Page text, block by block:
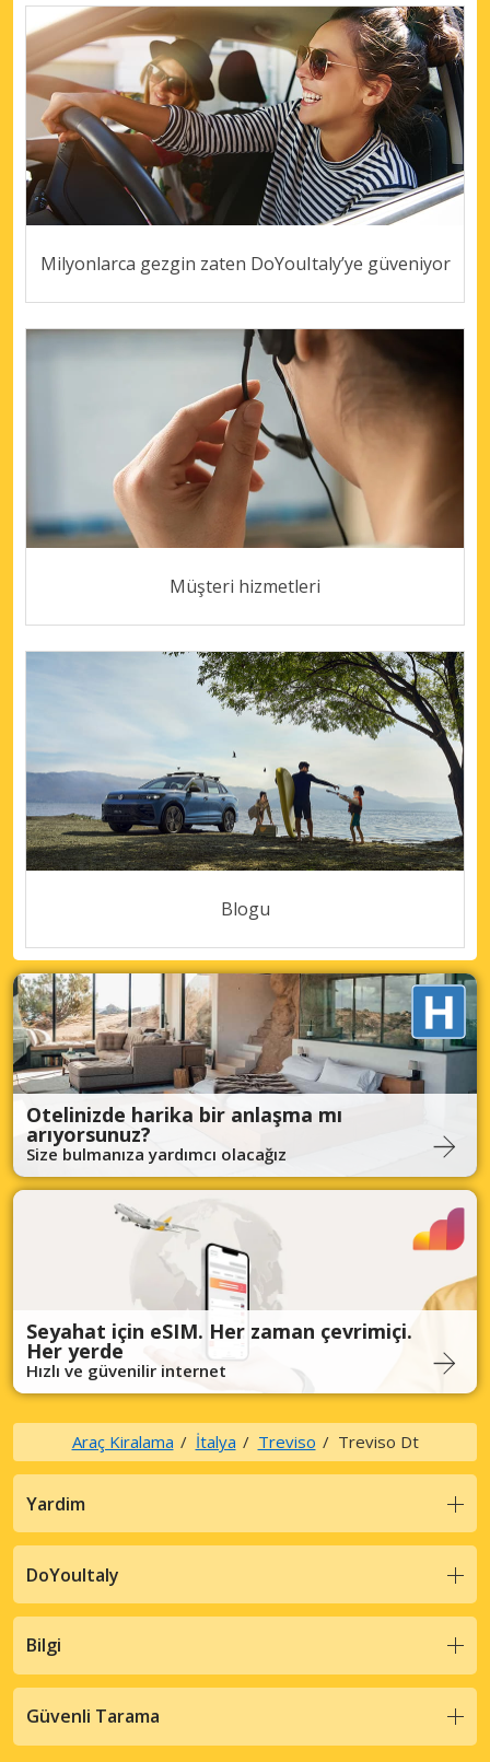
Milyonlarca gezgin zaten DoYouItaly’ye güveniyor
Müşteri hizmetleri
Blogu
Otelinizde harika bir anlaşma mı
arıyorsunuz?
Size bulmanıza yardımcı olacağız
Seyahat için eSIM. Her zaman çevrimiçi.
Her yerde
Hızlı ve güvenilir internet
Araç Kiralama İtalya Treviso Treviso Dt
Yardim
DoYouItaly
Bilgi
Güvenli Tarama